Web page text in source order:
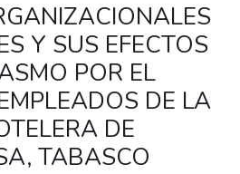
Y SUS EFECTOS
POR EL
DE LA
DE
TABASCO